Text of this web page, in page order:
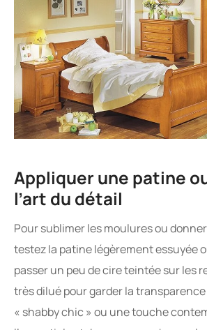
Appliquer une patine
l’art du détail
Pour sublimer les moulures ou
testez la patine légèrement essuyée
passer un peu de cire teintée sur les
très dilué pour garder la
« shabby chic » ou une touche